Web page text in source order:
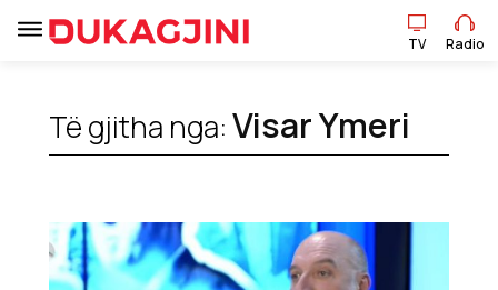
TV
Lajme
Sport
TV Radio
Të gjitha nga:Visar Ymeri